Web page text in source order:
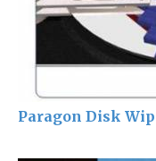
Paragon Disk